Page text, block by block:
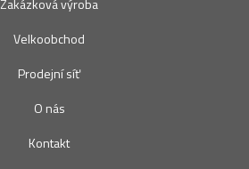
Velkoobchod
Prodejní síť
O nás
Kontakt